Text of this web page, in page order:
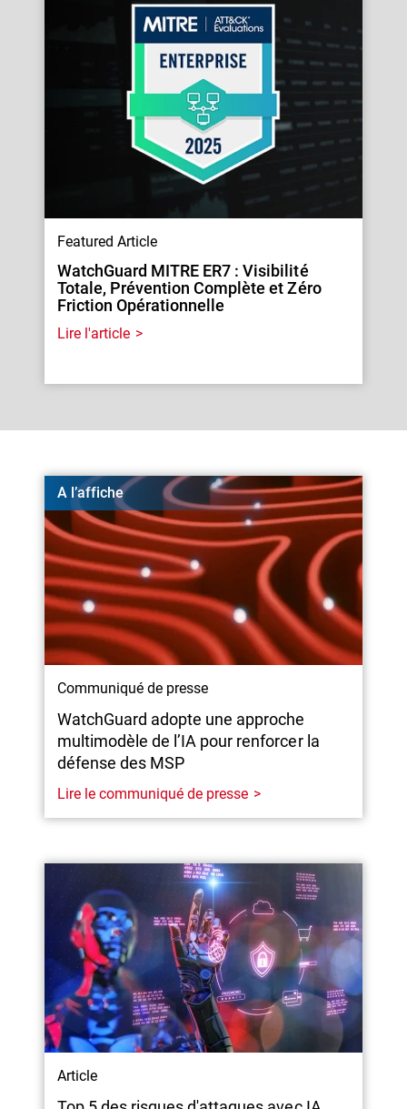
Featured Article
WatchGuard MITRE ER7 : Visibilité
Totale, Prévention Complète et Zéro
Friction Opérationnelle
Lire l'article
A l’affiche
Communiqué de presse
WatchGuard adopte une approche
multimodèle de l’IA pour renforcer la
défense des MSP
Lire le communiqué de presse
Article